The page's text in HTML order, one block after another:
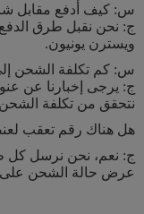
س: كيف أدفع مقابل
ج: نحن نقبل طرق الدفع
ويسترن يونيون.
س: كم تكلفة الشحن
ج: يرجى إخبارنا عن
نتحقق من تكلفة الشحن
هل هناك رقم تعقب
ج: نعم، نحن نرسل كل
عرض حالة الشحن على